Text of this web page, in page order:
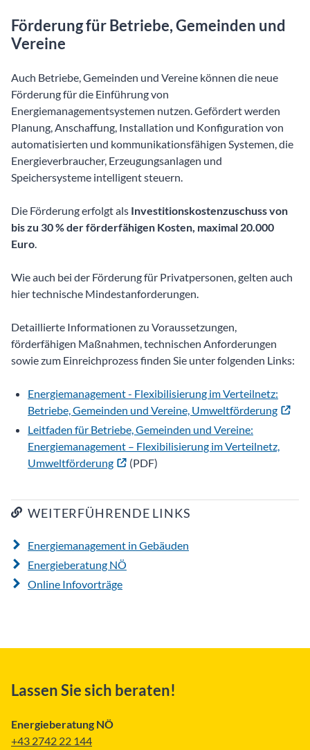
Förderung für Betriebe, Gemeinden und
Vereine
Auch Betriebe, Gemeinden und Vereine können die neue
Förderung für die Einführung von
Energiemanagementsystemen nutzen. Gefördert werden
Planung, Anschaffung, Installation und Konfiguration von
automatisierten und kommunikationsfähigen Systemen, die
Energieverbraucher, Erzeugungsanlagen und
Speichersysteme intelligent steuern.
Die Förderung erfolgt als Investitionskostenzuschuss von
bis zu 30 % der förderfähigen Kosten, maximal 20.000
Euro.
Wie auch bei der Förderung für Privatpersonen, gelten auch
hier technische Mindestanforderungen.
Detaillierte Informationen zu Voraussetzungen,
förderfähigen Maßnahmen, technischen Anforderungen
sowie zum Einreichprozess finden Sie unter folgenden Links:
Energiemanagement - Flexibilisierung im Verteilnetz:
Betriebe, Gemeinden und Vereine, Umweltförderung
Leitfaden für Betriebe, Gemeinden und Vereine:
Energiemanagement – Flexibilisierung im Verteilnetz,
Umweltförderung
(PDF)
WEITERFÜHRENDE LINKS
Energiemanagement in Gebäuden
Energieberatung NÖ
Online Infovorträge
Lassen Sie sich beraten!
Energieberatung NÖ
+43 2742 22 144